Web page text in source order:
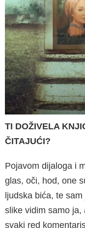
TI DOŽIVELA
ČITAJUĆI?
Pojavom dijaloga i
glas, oči, hod, one
ljudska bića, te
slike vidim samo ja,
svaki red